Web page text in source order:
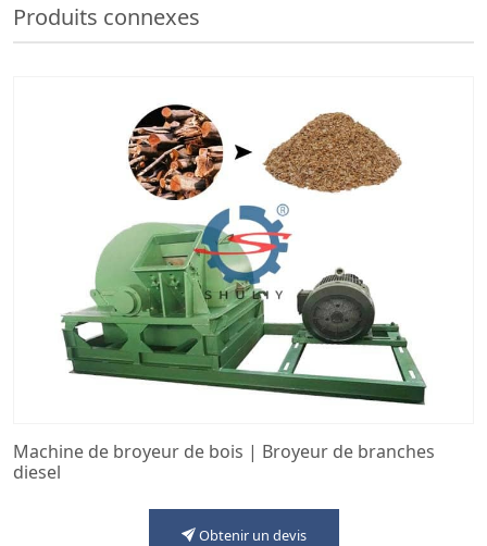
Produits connexes
Machine de broyeur de bois | Broyeur de branches
diesel
Obtenir un devis